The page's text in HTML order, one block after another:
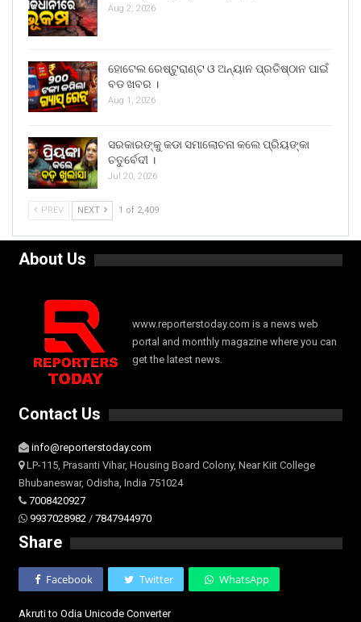
Aug 2, 2026
ହୋଟେଲ ରେଷ୍ଟୁରାଣ୍ଟ ଓ ଅନ୍ୟାନ ପ୍ରତିଷ୍ଠାନ ପାଇଁ
ବଡ ଖବର ।
Aug 1, 2026
ସରକାରଙ୍କୁ କଡା ସମାଲୋଚନା କଲେ ପ୍ରିୟଙ୍କା
ଚତୁର୍ବେଦୀ ।
Jul 20, 2026
PREV NEXT 1 of 2,409
About Us
www.reporterstoday.com is a news web
portal and monthly magazine where you can
get the latest news.
Contact Us
info@reporterstoday.com
LP-115, Prasanti Vihar, Housing Board Colony, Near Kiit College
Bhubaneswar, Odisha, India 751024
7008420927
9937028982 / 7847944970
Share
Facebook Twitter WhatsApp
Akruti to Odia Unicode Converter